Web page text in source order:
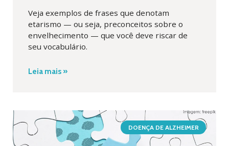
Veja exemplos de frases que denotam
etarismo — ou seja, preconceitos sobre o
envelhecimento — que você deve riscar de
seu vocabulário.
Leia mais »
DOENÇA DE ALZHEIMER